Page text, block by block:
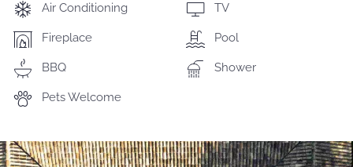
Air Conditioning TV
Fireplace Pool
BBQ Shower
Pets Welcome